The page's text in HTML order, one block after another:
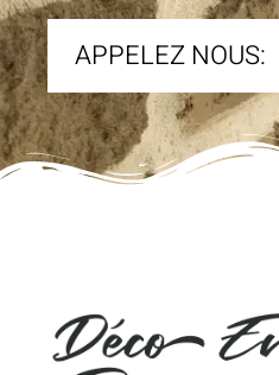
APPELEZ NOUS: